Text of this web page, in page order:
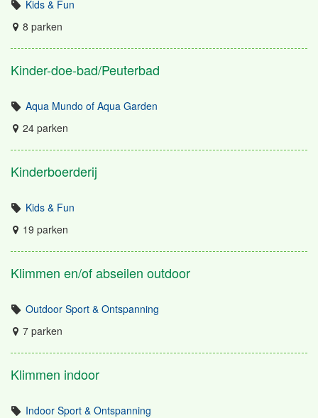
Kids & Fun
8 parken
Kinder-doe-bad/Peuterbad
Aqua Mundo of Aqua Garden
24 parken
Kinderboerderij
Kids & Fun
19 parken
Klimmen en/of abseilen outdoor
Outdoor Sport & Ontspanning
7 parken
Klimmen indoor
Indoor Sport & Ontspanning